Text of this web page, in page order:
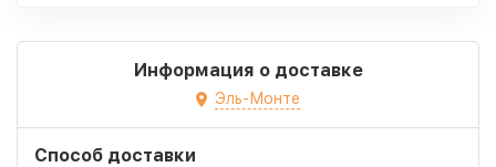
Информация о доставке
Эль-Монте
Способ доставки